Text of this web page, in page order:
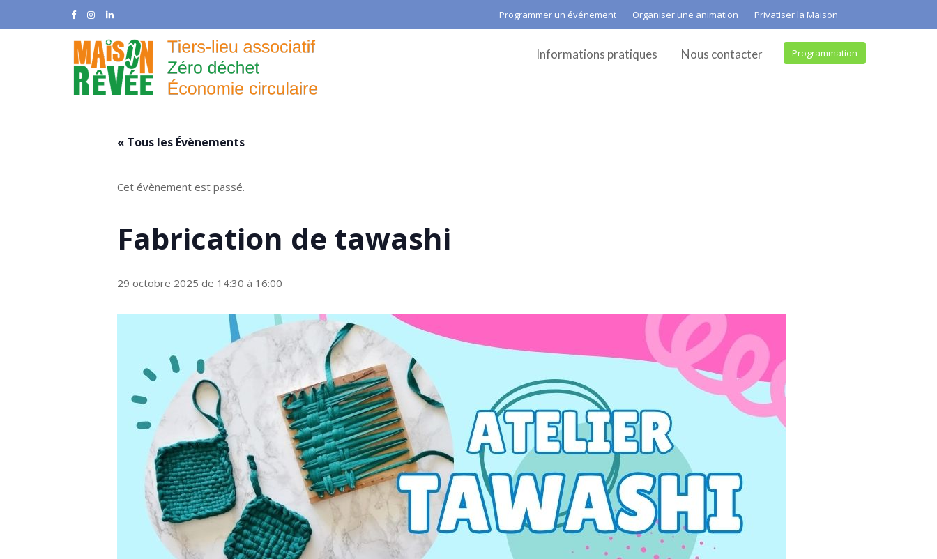
Programmer un événement Organiser une animation Privatiser la Maison
Programmation
Informations pratiques Nous contacter
« Tous les Évènements
Cet évènement est passé.
Fabrication de tawashi
29 octobre 2025 de 14:30 à 16:00